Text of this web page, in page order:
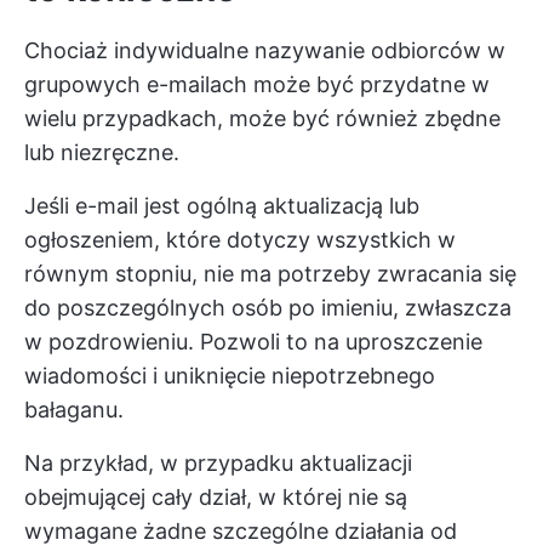
Chociaż indywidualne nazywanie odbiorców w
grupowych e-mailach może być przydatne w
wielu przypadkach, może być również zbędne
lub niezręczne.
Jeśli e-mail jest ogólną aktualizacją lub
ogłoszeniem, które dotyczy wszystkich w
równym stopniu, nie ma potrzeby zwracania się
do poszczególnych osób po imieniu, zwłaszcza
w pozdrowieniu. Pozwoli to na uproszczenie
wiadomości i uniknięcie niepotrzebnego
bałaganu.
Na przykład, w przypadku aktualizacji
obejmującej cały dział, w której nie są
wymagane żadne szczególne działania od